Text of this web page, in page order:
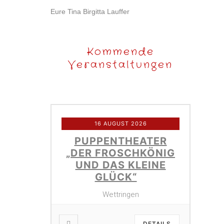
Eure Tina Birgitta Lauffer
Kommende
Veranstaltungen
16 AUGUST 2026
PUPPENTHEATER
„DER FROSCHKÖNIG
UND DAS KLEINE
GLÜCK“
Wettringen